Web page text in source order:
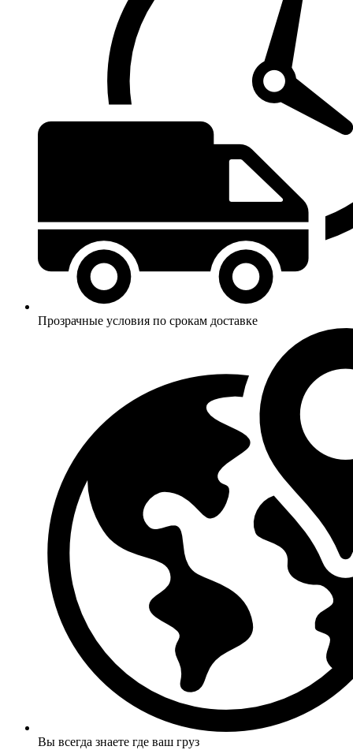
Прозрачные условия по срокам доставке
Вы всегда знаете где ваш груз